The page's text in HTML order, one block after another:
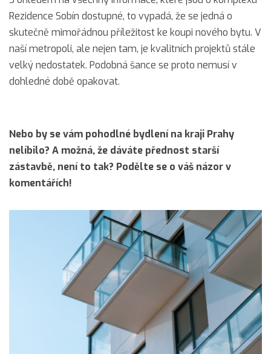
Rezidence Sobín dostupné, to vypadá, že se jedná o
skutečně mimořádnou příležitost ke koupi nového bytu. V
naší metropoli, ale nejen tam, je kvalitních projektů stále
velký nedostatek. Podobná šance se proto nemusí v
dohledné době opakovat.
Nebo by se vám pohodlné bydlení na kraji Prahy
nelíbilo? A možná, že dáváte přednost starší
zástavbě, není to tak? Podělte se o váš názor v
komentářích!